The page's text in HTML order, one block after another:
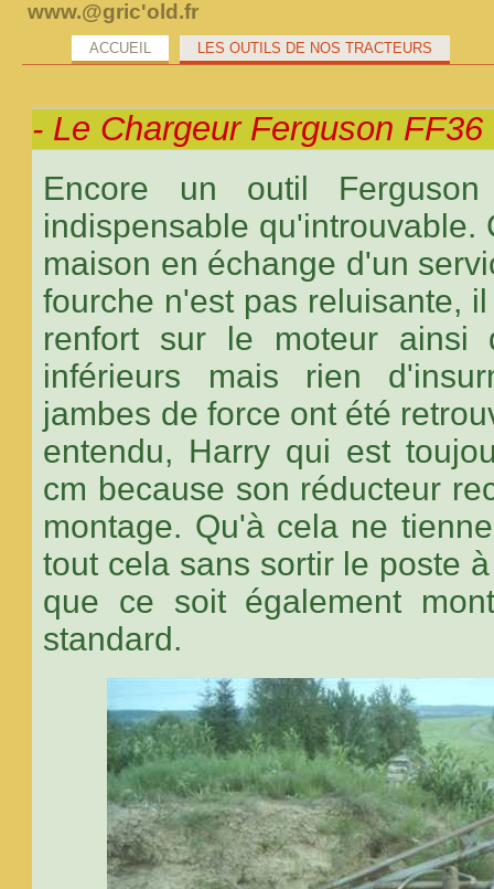
www.@gric'old.fr
ACCUEIL LES OUTILS DE NOS TRACTEURS
- Le Chargeur Ferguson FF36
Encore un outil Ferguson
indispensable qu'introuvable.
maison en échange d'un
fourche n'est pas reluisante,
renfort sur le moteur ainsi
inférieurs mais rien
jambes de force ont été
entendu, Harry qui est
cm because son réducteur
montage. Qu'à cela ne
tout cela sans sortir le poste
que ce soit également
standard.